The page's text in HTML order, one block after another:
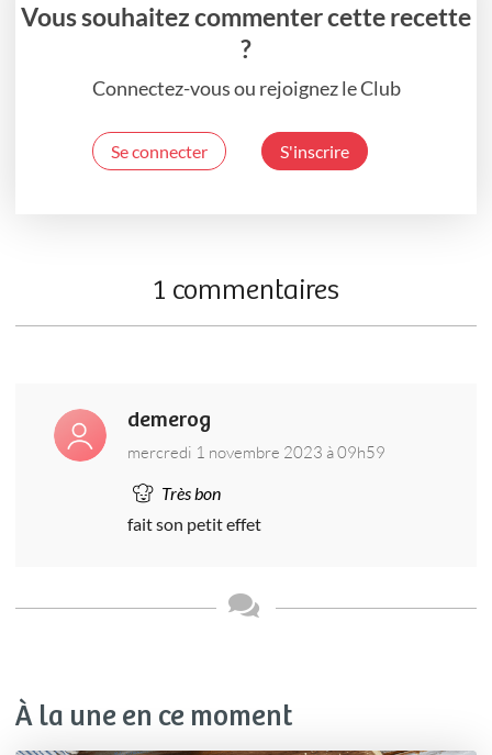
Vous souhaitez commenter cette recette
?
Connectez-vous ou rejoignez le Club
Se connecter S'inscrire
1 commentaires
demerog
mercredi 1 novembre 2023 à 09h59
Très bon
fait son petit effet
À la une en ce moment